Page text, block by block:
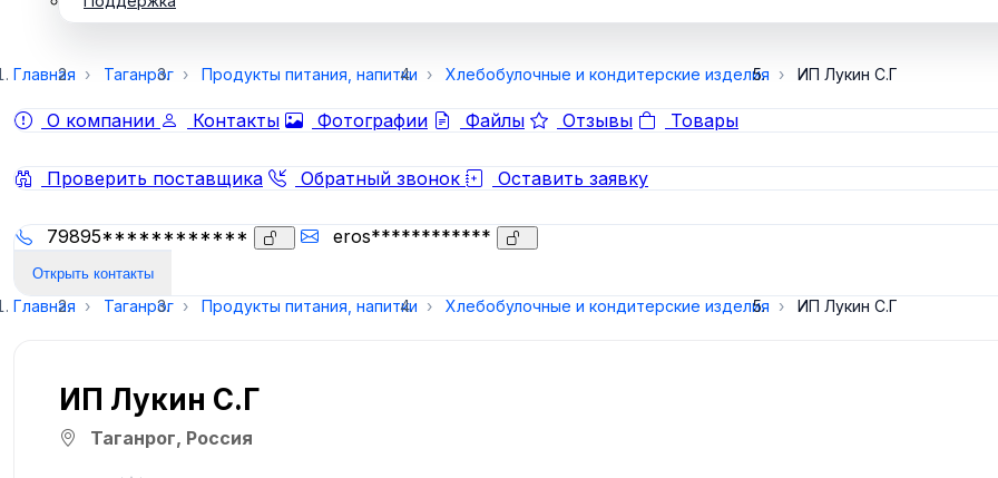
Главная Таганрог Продукты питания, напитки Хлебобулочные и кондитерские изделия ИП Лукин С.Г
О компании
Контакты Фотографии Файлы Отзывы Товары
Проверить поставщика Обратный звонок Оставить заявку
79895************ eros************
Открыть контакты
Главная Таганрог Продукты питания, напитки Хлебобулочные и кондитерские изделия ИП Лукин С.Г
ИП Лукин С.Г
Таганрог, Россия